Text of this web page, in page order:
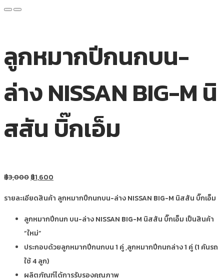
ลูกหมากปีกนกบน-
ล่าง NISSAN BIG-M นิ
สสัน บิ๊กเอ็ม
฿3,000฿1,600
รายละเอียดสินค้า ลูกหมากปีกนกบน-ล่าง NISSAN BIG-M นิสสัน บิ๊กเอ็ม
ลูกหมากปีกนก บน-ล่าง NISSAN BIG-M นิสสัน บิ๊กเอ็ม เป็นสินค้า
“ใหม่”
ประกอบด้วยลูกหมากปีกนกบน 1 คู่ ,ลูกหมากปีกนกล่าง 1 คู่ (1 คันรถ
ใช้ 4 ลูก)
ผลิตภัณฑ์ได้การรับรองคุณภาพ